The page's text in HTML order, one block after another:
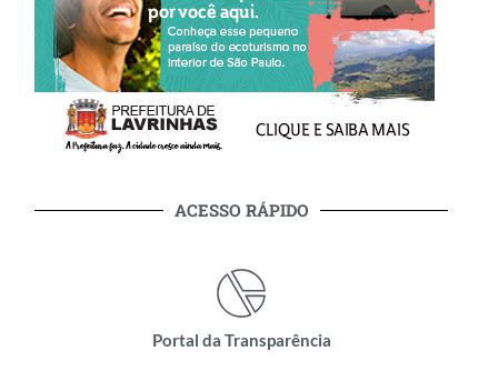
ACESSO RÁPIDO
Portal da Transparência